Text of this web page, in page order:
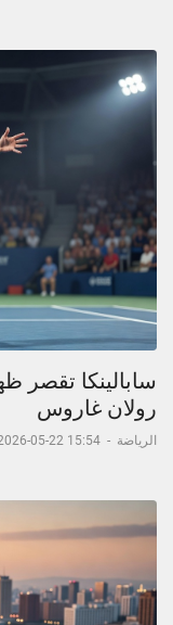
سابالينكا تقصر
رولان غاروس
الرياضة -
15:54 22-05-2026